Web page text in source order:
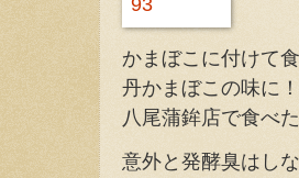
かまぼこに付けて
丹かまぼこの味に
八尾蒲鉾店で食べ
意外と発酵臭はし